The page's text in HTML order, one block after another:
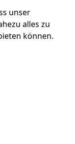
unser
alles zu
können.